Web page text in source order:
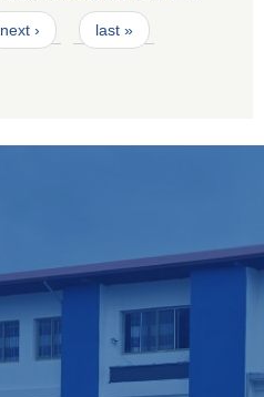
next › last »